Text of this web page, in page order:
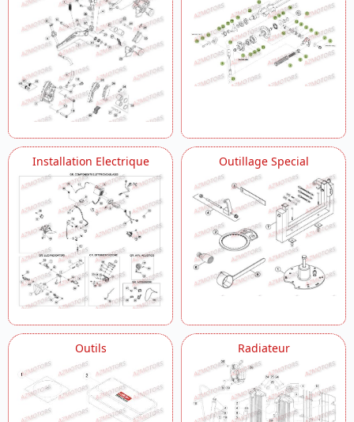
Installation Electrique Outillage Special
Outils Radiateur